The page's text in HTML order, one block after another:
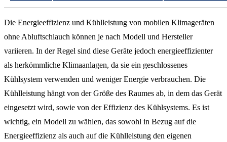
Die Energieeffizienz und Kühlleistung von mobilen Klimageräten
ohne Abluftschlauch können je nach Modell und Hersteller
variieren. In der Regel sind diese Geräte jedoch energieeffizienter
als herkömmliche Klimaanlagen, da sie ein geschlossenes
Kühlsystem verwenden und weniger Energie verbrauchen. Die
Kühlleistung hängt von der Größe des Raumes ab, in dem das Gerät
eingesetzt wird, sowie von der Effizienz des Kühlsystems. Es ist
wichtig, ein Modell zu wählen, das sowohl in Bezug auf die
Energieeffizienz als auch auf die Kühlleistung den eigenen